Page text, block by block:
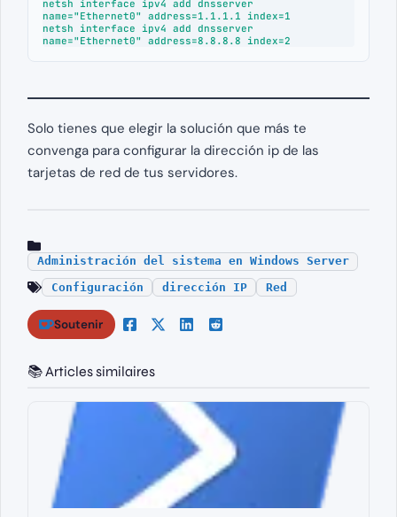
netsh interface ipv4 add dnsserver
name="Ethernet0" address=1.1.1.1 index=1
netsh interface ipv4 add dnsserver
name="Ethernet0" address=8.8.8.8 index=2
Solo tienes que elegir la solución que más te
convenga para configurar la dirección ip de las
tarjetas de red de tus servidores.
Administración del sistema en Windows Server
Configuración
dirección IP Red
Soutenir
📚 Articles similaires